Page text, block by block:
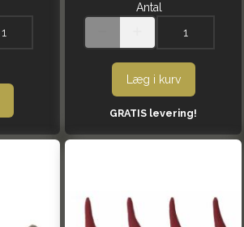
Antal
Læg i kurv
GRATIS levering!